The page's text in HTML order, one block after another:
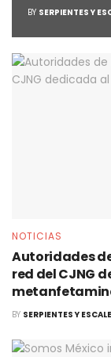
BY SERPIENTES Y
NOTICIAS
Autoridades
red del CJNG
BY SERPIENTES Y